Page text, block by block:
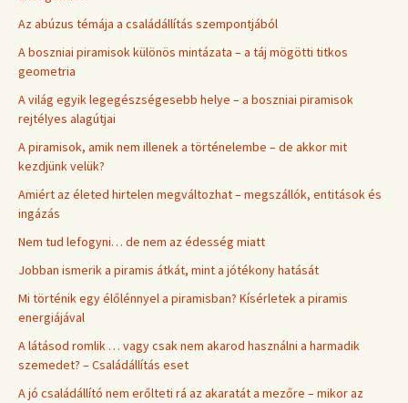
Az abúzus témája a családállítás szempontjából
A boszniai piramisok különös mintázata – a táj mögötti titkos
geometria
A világ egyik legegészségesebb helye – a boszniai piramisok
rejtélyes alagútjai
A piramisok, amik nem illenek a történelembe – de akkor mit
kezdjünk velük?
Amiért az életed hirtelen megváltozhat – megszállók, entitások és
ingázás
Nem tud lefogyni… de nem az édesség miatt
Jobban ismerik a piramis átkát, mint a jótékony hatását
Mi történik egy élőlénnyel a piramisban? Kísérletek a piramis
energiájával
A látásod romlik … vagy csak nem akarod használni a harmadik
szemedet? – Családállítás eset
A jó családállító nem erőlteti rá az akaratát a mezőre – mikor az